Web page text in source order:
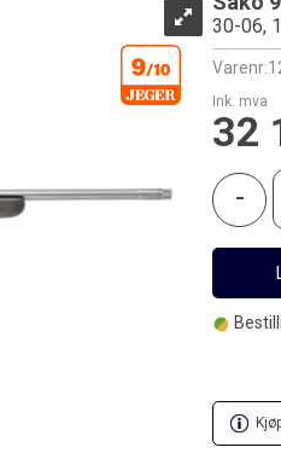
30-06,
Varenr:
Ink. mva
32
-